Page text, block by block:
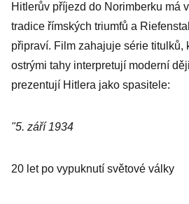
Hitlerův příjezd do Norimberku má
tradice římských triumfů a
připraví. Film zahajuje série titulků,
ostrými tahy interpretují moderní
prezentují Hitlera jako spasitele:
"5. září 1934
20 let po vypuknutí světové války